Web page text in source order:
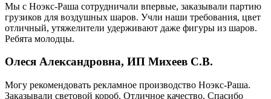
Мы с Ноэкс-Раша сотрудничали впервые, заказывали партию
грузиков для воздушных шаров. Учли наши требования, цвет
отличный, утяжелители удерживают даже фигуры из шаров.
Ребята молодцы.
Олеся Александровна, ИП Михеев С.В.
Могу рекомендовать рекламное производство Ноэкс-Раша.
Заказывали световой короб. Отличное качество. Спасибо